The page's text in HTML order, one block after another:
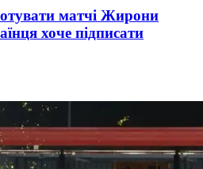
матчі Жирони
хоче підписати